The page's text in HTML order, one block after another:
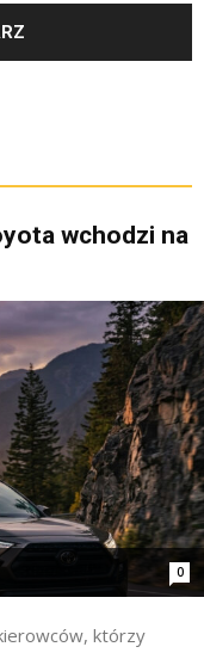
wchodzi na
0
którzy